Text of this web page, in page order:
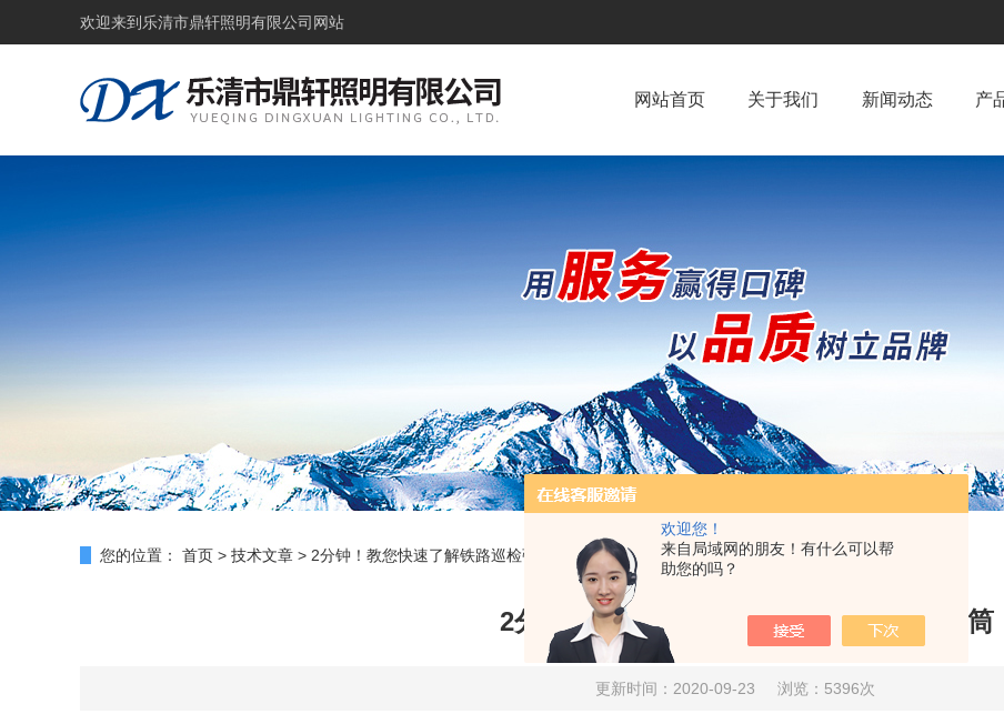
欢迎您！
来自局域网的朋友！有什么可以帮
助您的吗？
欢迎来到 乐清市鼎轩照明有限公司网站
网站首页 关于我们 新闻动态 产
您的位置： 首页 > 技术文章 > 2分钟！教您快速了解铁路巡检强光手电筒
2分钟！教您快速了解铁路巡检强光手电筒
更新时间：2020-09-23 浏览：5396次